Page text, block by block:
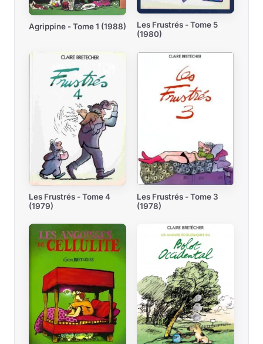
Agrippine - Tome 1 (1988)
Les Frustrés - Tome 5
(1980)
Les Frustrés - Tome 4
(1979)
Les Frustrés - Tome 3
(1978)